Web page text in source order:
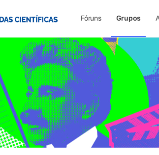
Fóruns Grupos